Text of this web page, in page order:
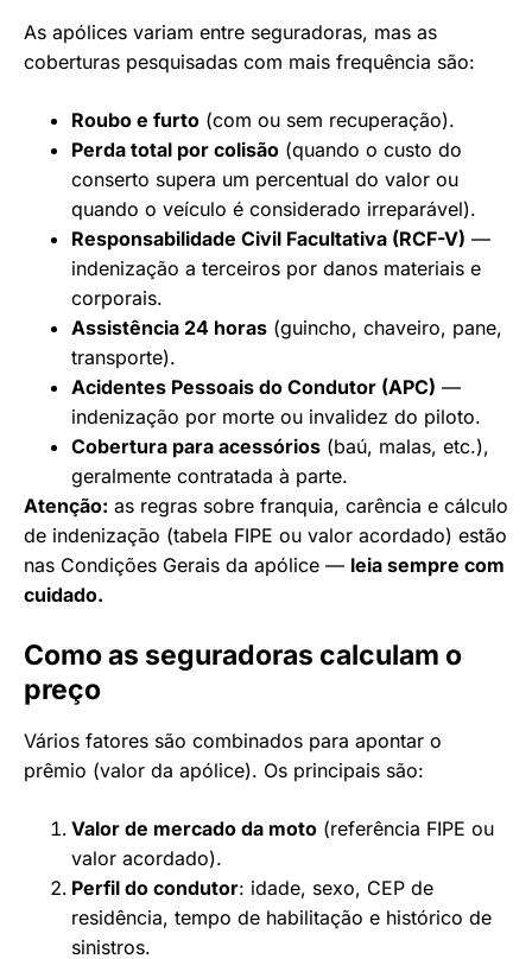
As apólices variam entre seguradoras, mas as
coberturas pesquisadas com mais frequência são:
Roubo e furto (com ou sem recuperação).
Perda total por colisão (quando o custo do
conserto supera um percentual do valor ou
quando o veículo é considerado irreparável).
Responsabilidade Civil Facultativa (RCF-V) —
indenização a terceiros por danos materiais e
corporais.
Assistência 24 horas (guincho, chaveiro, pane,
transporte).
Acidentes Pessoais do Condutor (APC) —
indenização por morte ou invalidez do piloto.
Cobertura para acessórios (baú, malas, etc.),
geralmente contratada à parte.
Atenção: as regras sobre franquia, carência e cálculo
de indenização (tabela FIPE ou valor acordado) estão
nas Condições Gerais da apólice — leia sempre com
cuidado.
Como as seguradoras calculam o
preço
Vários fatores são combinados para apontar o
prêmio (valor da apólice). Os principais são:
Valor de mercado da moto (referência FIPE ou
valor acordado).
Perfil do condutor: idade, sexo, CEP de
residência, tempo de habilitação e histórico de
sinistros.